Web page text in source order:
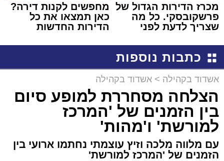
מכרז הדירות הגדול של
פרשקובסקי. כל מה
שצריך לדעת לפני
באשדוד
מחפשים לקנות דירה?
כאן תמצאו את כל
הדירות החדשות
כתבות נוספות
אשדוד בקהילה > אשדוד בקהילה
הצלחה מסחררת למופע סיום
בין הזמנים של 'המרכז
למורשת' ו'מהות'
עם מלווה מלכה וזיץ עוצמתי נחתמו ארועי בין
הזמנים של 'המרכז למורשת'